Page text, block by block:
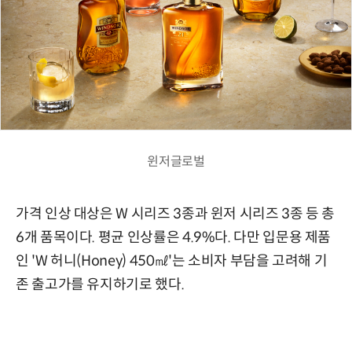
윈저글로벌
가격 인상 대상은 W 시리즈 3종과 윈저 시리즈 3종 등 총
6개 품목이다. 평균 인상률은 4.9%다. 다만 입문용 제품
인 'W 허니(Honey) 450㎖'는 소비자 부담을 고려해 기
존 출고가를 유지하기로 했다.